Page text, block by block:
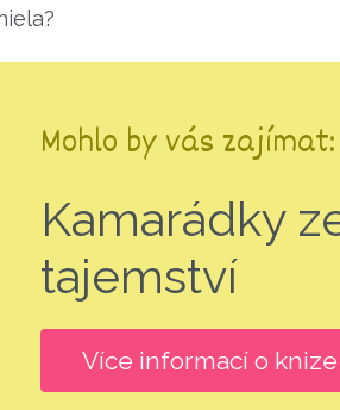
Mohlo by vás zajímat:
Kamarádky
tajemství
Více informací o knize